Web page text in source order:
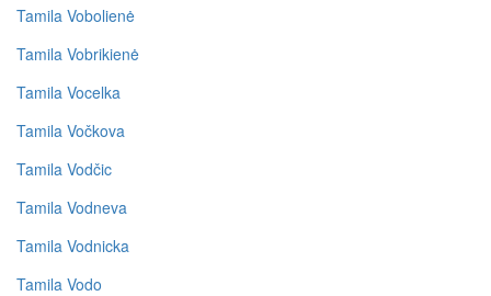
Tamila Vobolienė
Tamila Vobrikienė
Tamila Vocelka
Tamila Vočkova
Tamila Vodčic
Tamila Vodneva
Tamila Vodnicka
Tamila Vodo